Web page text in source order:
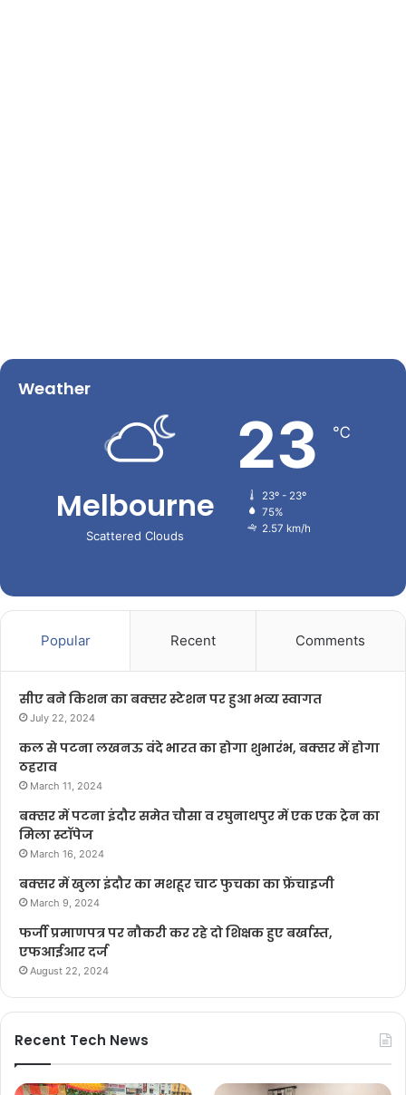
Weather
Melbourne
Scattered Clouds
23 ℃
23º - 23º
75%
2.57 km/h
Popular Recent Comments
सीए बने किशन का बक्सर स्टेशन पर हुआ भव्य स्वागत
July 22, 2024
कल से पटना लखनऊ वंदे भारत का होगा शुभारंभ, बक्सर में होगा
ठहराव
March 11, 2024
बक्सर में पटना इंदौर समेत चौसा व रघुनाथपुर में एक एक ट्रेन का
मिला स्टॉपेज
March 16, 2024
बक्सर में खुला इंदौर का मशहूर चाट फुचका का फ्रेंचाइजी
March 9, 2024
फर्जी प्रमाणपत्र पर नौकरी कर रहे दो शिक्षक हुए बर्खास्त,
एफआईआर दर्ज
August 22, 2024
Recent Tech News